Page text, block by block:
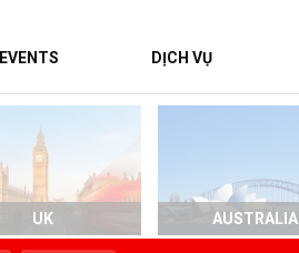
EVENTS DỊCH VỤ
UK AUSTRALIA